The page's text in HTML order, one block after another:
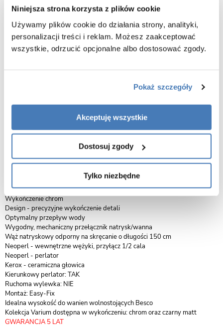
Niniejsza strona korzysta z plików cookie
Używamy plików cookie do działania strony, analityki,
personalizacji treści i reklam. Możesz zaakceptować
wszystkie, odrzucić opcjonalne albo dostosować zgody.
Pokaż szczegóły
Akceptuję wszystkie
Dostosuj zgody
Tylko niezbędne
Wolnostojący podłogowy
Rodaj baterii
Bateria mieszaczowa
Kolor
wolnostojąca chrom Varium Besco BW-V-CH
Varium to bateria o geometrycznych kształtach, wspaniale pasująca do
nowoczesnych aranżacji łazienek. Precyzyjne kontury nadają serii Varium
wyjątkowej stylistyki. Wbudowany perlator zapewnia optymalny
przepływ oraz miękki, napowietrzony strumień wody. Bateria dostępna w
dwóch wariantach kolorystycznych: chrom oraz czarny matt.
100% mosiądz - wysoka jakość materiału
Wykończenie chrom
Design - precyzyjne wykończenie detali
Optymalny przepływ wody
Wygodny, mechaniczny przełącznik natrysk/wanna
Wąż natryskowy odporny na skręcanie o długości 150 cm
Neoperl - wewnętrzne wężyki, przyłącz 1/2 cala
Neoperl - perlator
Kerox - ceramiczna głowica
Kierunkowy perlator: TAK
Ruchoma wylewka: NIE
Montaż: Easy-Fix
Idealna wysokość do wanien wolnostojących Besco
Kolekcja Varium dostępna w wykończeniu: chrom oraz czarny matt
GWARANCJA 5 LAT